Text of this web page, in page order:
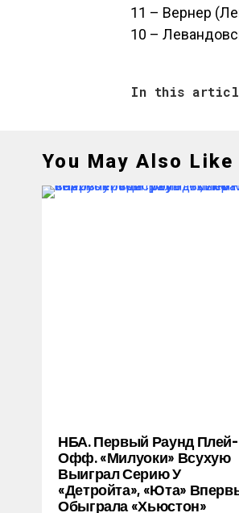
11 – Вернер
10 –
In this
You May Also Like
НБА. Первый Раунд Плей-
Офф. «Милуоки» Всухую
Выиграл Серию У
«Детройта», «Юта»
Обыграла «Хьюстон»